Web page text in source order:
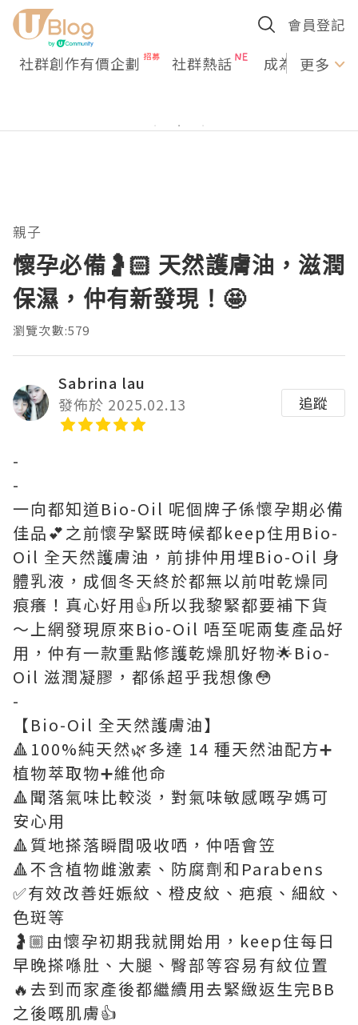
會員登記
社群創作有價企劃 社群熱話 成為U更多
親子
懷孕必備🤰🏻 天然護膚油，滋潤
保濕，仲有新發現！🤩
瀏覽次數:579
Sabrina lau
發佈於 2025.02.13
追蹤
-
-
一向都知道Bio-Oil 呢個牌子係懷孕期必備
佳品💕之前懷孕緊既時候都keep住用Bio-
Oil 全天然護膚油，前排仲用埋Bio-Oil 身
體乳液，成個冬天終於都無以前咁乾燥同
痕癢！真心好用👍所以我黎緊都要補下貨
～上網發現原來Bio-Oil 唔至呢兩隻產品好
用，仲有一款重點修護乾燥肌好物🌟Bio-
Oil 滋潤凝膠，都係超乎我想像😳
-
【Bio-Oil 全天然護膚油】
🔺100%純天然🌿多達 14 種天然油配方➕
植物萃取物➕維他命
🔺聞落氣味比較淡，對氣味敏感嘅孕媽可
安心用
🔺質地搽落瞬間吸收哂，仲唔會笠
🔺不含植物雌激素、防腐劑和Parabens
✅有效改善妊娠紋、橙皮紋、疤痕、細紋、
色斑等
🤰🏼由懷孕初期我就開始用，keep住每日
早晚搽喺肚、大腿、臀部等容易有紋位置
🔥去到而家產後都繼續用去緊緻返生完BB
之後嘅肌膚👍